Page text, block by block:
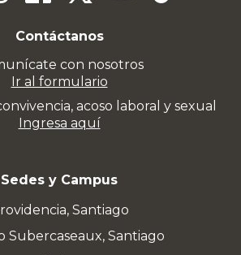
Contáctanos
con nosotros
Ir al formulario
acoso laboral y sexual
Ingresa aquí
Sedes y Campus
Santiago
Subercaseaux, Santiago